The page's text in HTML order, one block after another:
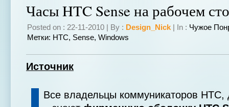
Часы HTC Sense на рабочем
Posted on : 22-11-2010 | By : Design_Nick | In : Чужое
Метки: HTC, Sense, Windows
Источник
Все владельцы коммуникаторов HTC,